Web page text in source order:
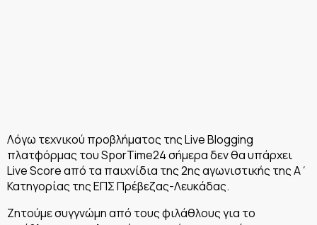
Λόγω τεχνικού προβλήματος της Live Blogging
πλατφόρμας του SporTime24 σήμερα δεν θα υπάρχει
Live Score από τα παιχνίδια της 2ης αγωνιστικής της Α΄
Κατηγορίας της ΕΠΣ Πρέβεζας-Λευκάδας.
Ζητούμε συγγνώμη από τους φιλάθλους για το